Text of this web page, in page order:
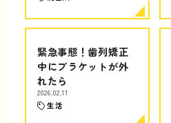
緊急事態！歯列矯正
中にブラケットが外
れたら
2026.02.11
生活